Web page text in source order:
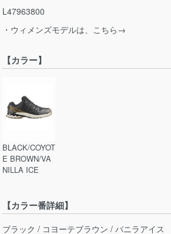
L47963800
・ウィメンズモデルは、こちら→
【カラー】
BLACK/COYOT
E BROWN/VA
NILLA ICE
【カラー番詳細】
ブラック / コヨーテブラウン / バニラアイス